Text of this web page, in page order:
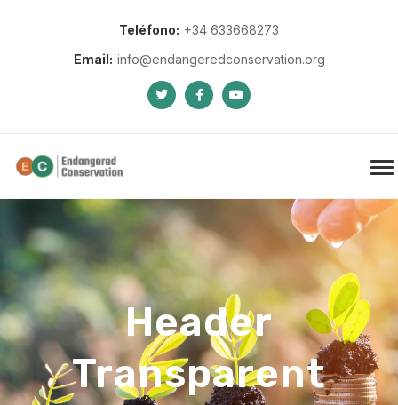
Teléfono: +34 633668273
Email: info@endangeredconservation.org
Header
Transparent